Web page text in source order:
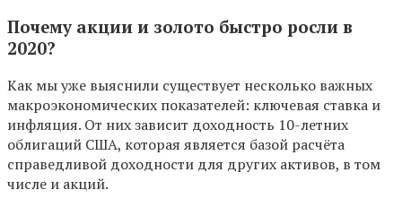
Почему акции и золото быстро росли в
2020?
Как мы уже выяснили существует несколько важных
макроэкономических показателей: ключевая ставка и
инфляция. От них зависит доходность 10-летних
облигаций США, которая является базой расчёта
справедливой доходности для других активов, в том
числе и акций.